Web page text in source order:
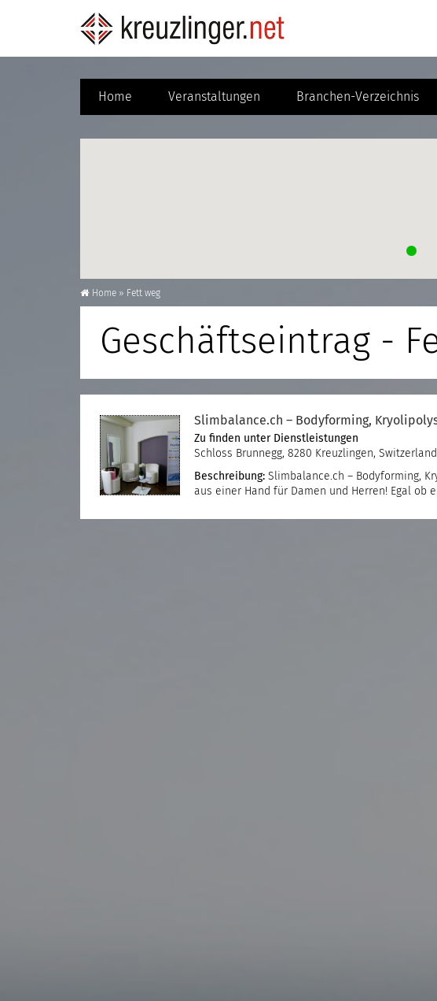
Home Veranstaltungen Branchen-Verzeichnis
Home » Fett weg
Geschäftseintrag -
Slimbalance.ch – Bodyforming,
Zu finden unter Dienstleistungen
Schloss Brunnegg, 8280 Kreuzlingen, Switzerland
Beschreibung: Slimbalance.ch – Bodyforming,
aus einer Hand für Damen und Herren! Egal ob